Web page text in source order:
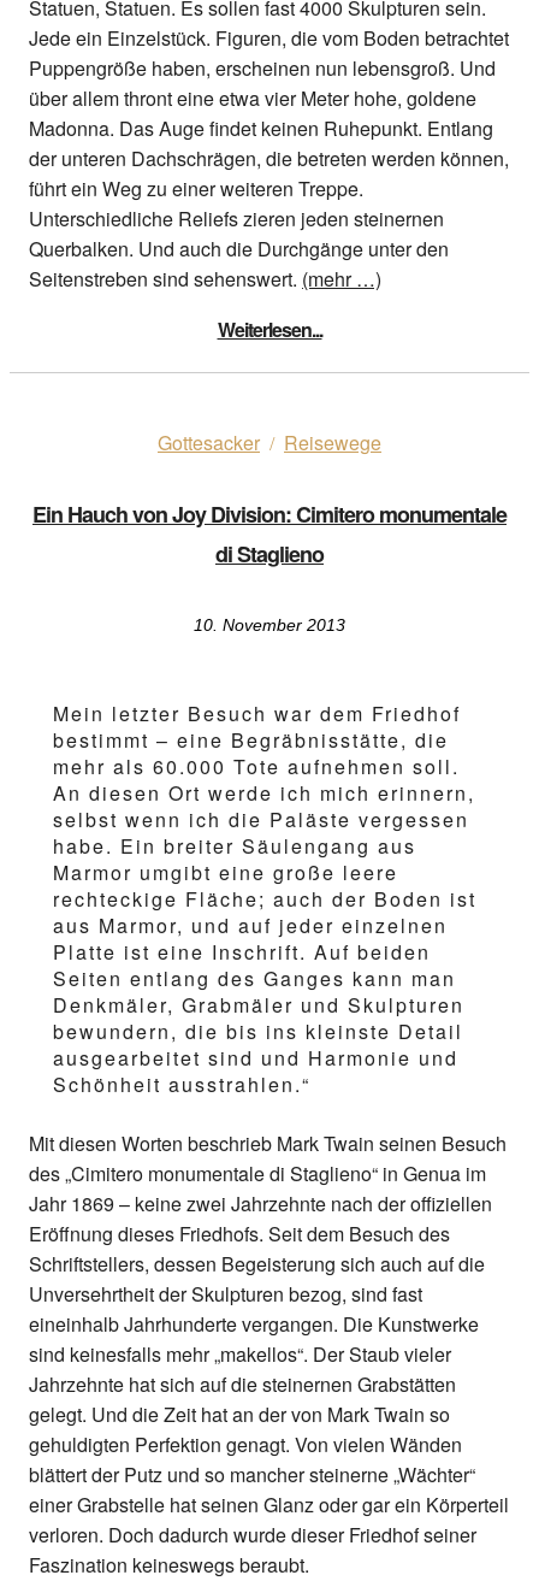
Statuen, Statuen. Es sollen fast 4000 Skulpturen sein.
Jede ein Einzelstück. Figuren, die vom Boden betrachtet
Puppengröße haben, erscheinen nun lebensgroß. Und
über allem thront eine etwa vier Meter hohe, goldene
Madonna. Das Auge findet keinen Ruhepunkt. Entlang
der unteren Dachschrägen, die betreten werden können,
führt ein Weg zu einer weiteren Treppe.
Unterschiedliche Reliefs zieren jeden steinernen
Querbalken. Und auch die Durchgänge unter den
Seitenstreben sind sehenswert. (mehr …)
Weiterlesen...
Gottesacker / Reisewege
Ein Hauch von Joy Division: Cimitero monumentale
di Staglieno
10. November 2013
Mein letzter Besuch war dem Friedhof
bestimmt – eine Begräbnisstätte, die
mehr als 60.000 Tote aufnehmen soll.
An diesen Ort werde ich mich erinnern,
selbst wenn ich die Paläste vergessen
habe. Ein breiter Säulengang aus
Marmor umgibt eine große leere
rechteckige Fläche; auch der Boden ist
aus Marmor, und auf jeder einzelnen
Platte ist eine Inschrift. Auf beiden
Seiten entlang des Ganges kann man
Denkmäler, Grabmäler und Skulpturen
bewundern, die bis ins kleinste Detail
ausgearbeitet sind und Harmonie und
Schönheit ausstrahlen.“
Mit diesen Worten beschrieb Mark Twain seinen Besuch
des „Cimitero monumentale di Staglieno“ in Genua im
Jahr 1869 – keine zwei Jahrzehnte nach der offiziellen
Eröffnung dieses Friedhofs. Seit dem Besuch des
Schriftstellers, dessen Begeisterung sich auch auf die
Unversehrtheit der Skulpturen bezog, sind fast
eineinhalb Jahrhunderte vergangen. Die Kunstwerke
sind keinesfalls mehr „makellos“. Der Staub vieler
Jahrzehnte hat sich auf die steinernen Grabstätten
gelegt. Und die Zeit hat an der von Mark Twain so
gehuldigten Perfektion genagt. Von vielen Wänden
blättert der Putz und so mancher steinerne „Wächter“
einer Grabstelle hat seinen Glanz oder gar ein Körperteil
verloren. Doch dadurch wurde dieser Friedhof seiner
Faszination keineswegs beraubt.